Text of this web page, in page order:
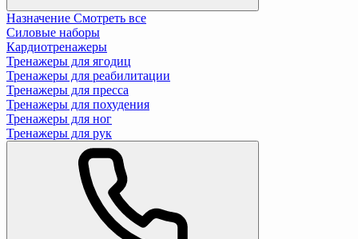
Назначение Смотреть все
Силовые наборы
Кардиотренажеры
Тренажеры для ягодиц
Тренажеры для реабилитации
Тренажеры для пресса
Тренажеры для похудения
Тренажеры для ног
Тренажеры для рук